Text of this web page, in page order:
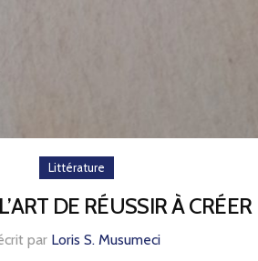
Littérature
DE RÉUSSIR À
par Loris S. Musumeci